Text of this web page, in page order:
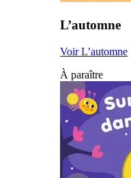
L’automne
Voir L’automne
À paraître